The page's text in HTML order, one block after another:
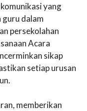
yang
guru dalam
persekolahan
Acara
sikap
setiap urusan
memberikan